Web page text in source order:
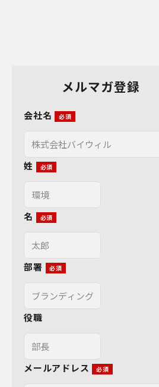
メルマガ登録
会社名
姓
名
部署
役職
メールアドレス